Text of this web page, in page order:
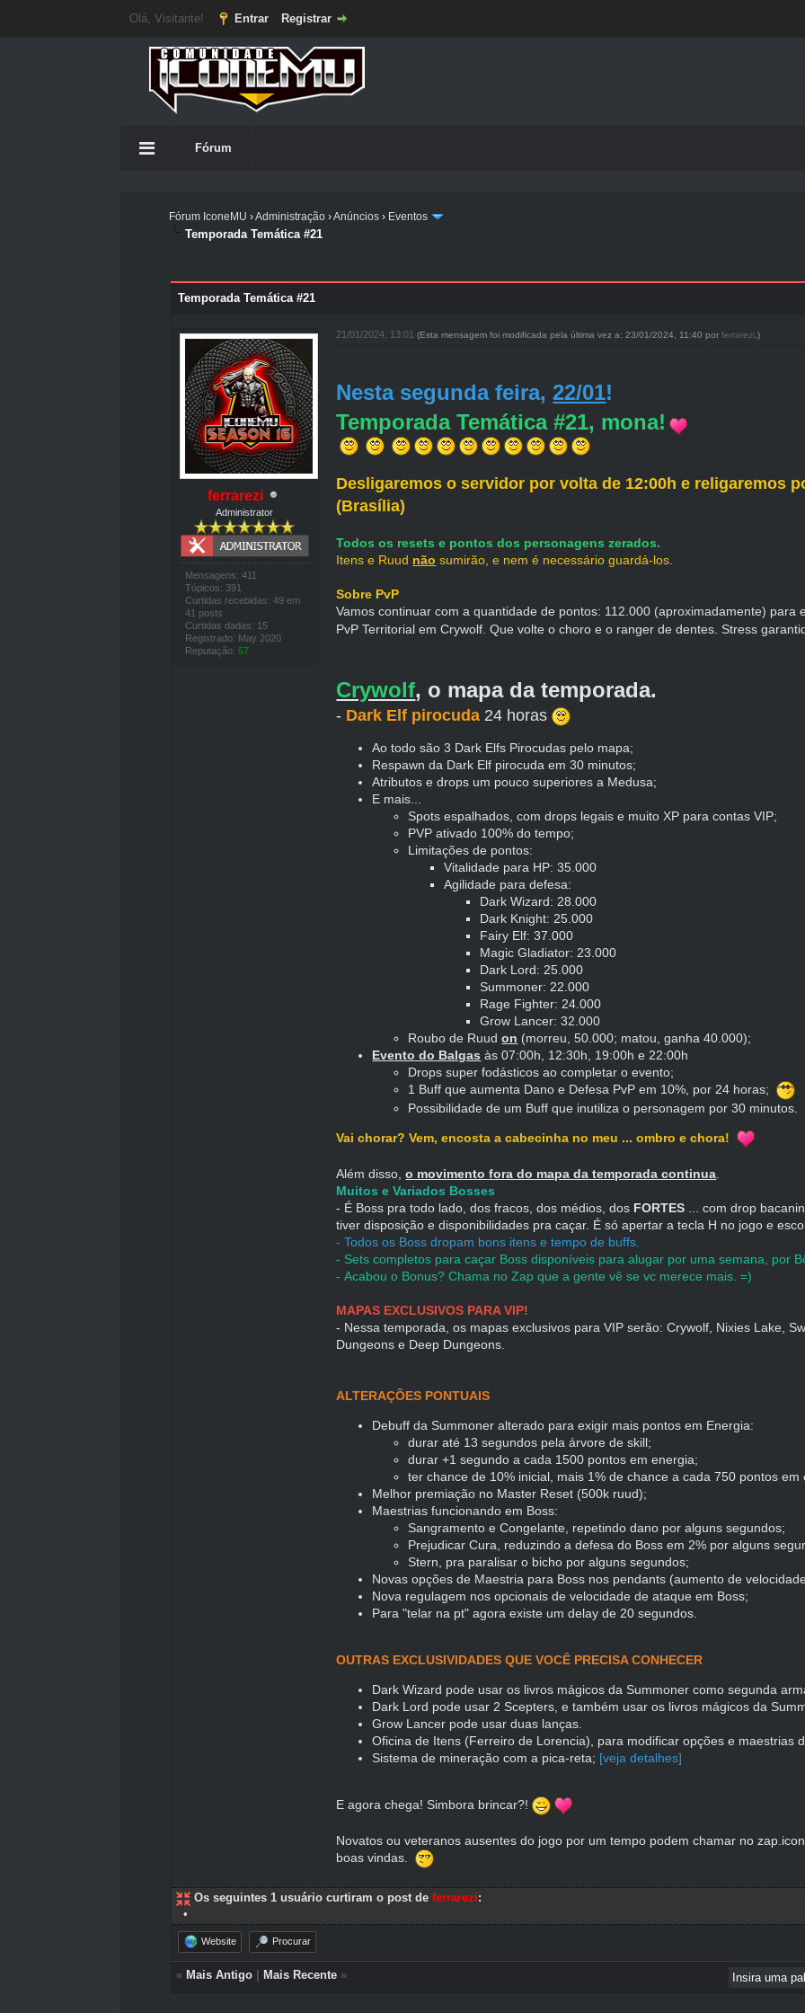
Olá, Visitante! Entrar Registrar
Fórum
Fórum IconeMU ›Administração ›Anúncios › Eventos
Temporada Temática #21
Temporada Temática #21
ferrarezi
Administrator
Mensagens: 411
Tópicos: 391
Curtidas recebidas: 49 em
41 posts
Curtidas dadas: 15
Registrado: May 2020
Reputação:57
21/01/2024, 13:01(Esta mensagem foi modificada pela última vez a: 23/01/2024, 11:40 porferrarezi .)
Nesta segunda feira,22/01!
Temporada Temática #21, mona!
Desligaremos o servidor por volta de 12:00h e religaremos
(Brasília)
Todos os resets e pontos dos personagens zerados.
Itens e Ruud não sumirão, e nem é necessário guardá-los.
Sobre PvP
Vamos continuar com a quantidade de pontos: 112.000 (aproximadamente) para
PvP Territorial em Crywolf. Que volte o choro e o ranger de dentes. Stress
Crywolf, o mapa da temporada.
- Dark Elf pirocuda 24 horas
Ao todo são 3 Dark Elfs Pirocudas pelo mapa;
Respawn da Dark Elf pirocuda em 30 minutos;
Atributos e drops um pouco superiores a Medusa;
E mais...
Spots espalhados, com drops legais e muito XP para contas VIP;
PVP ativado 100% do tempo;
Limitações de pontos:
Vitalidade para HP: 35.000
Agilidade para defesa:
Dark Wizard: 28.000
Dark Knight: 25.000
Fairy Elf: 37.000
Magic Gladiator: 23.000
Dark Lord: 25.000
Summoner: 22.000
Rage Fighter: 24.000
Grow Lancer: 32.000
Roubo de Ruudon (morreu, 50.000; matou, ganha 40.000);
Evento do Balgas às 07:00h, 12:30h, 19:00h e 22:00h
Drops super fodásticos ao completar o evento;
1 Buff que aumenta Dano e Defesa PvP em 10%, por 24 horas;
Possibilidade de um Buff que inutiliza o personagem por 30 minutos.
Vai chorar? Vem, encosta a cabecinha no meu ... ombro e chora!
Além disso,o movimento fora do mapa da temporada continua
Muitos e Variados Bosses
- É Boss pra todo lado, dos fracos, dos médios, dos FORTES
... com drop
tiver disposição e disponibilidades pra caçar. É só apertar a tecla H no jogo e
- Todos os Boss dropam bons itens e tempo de buffs.
- Sets completos para caçar Boss disponíveis para alugar por uma semana, por
- Acabou o Bonus? Chama no Zap que a gente vê se vc merece mais. =)
MAPAS EXCLUSIVOS PARA VIP!
- Nessa temporada, os mapas exclusivos para VIP serão: Crywolf, Nixies Lake,
Dungeons e Deep Dungeons.
ALTERAÇÕES PONTUAIS
Debuff da Summoner alterado para exigir mais pontos em Energia:
durar até 13 segundos pela árvore de skill;
durar +1 segundo a cada 1500 pontos em energia;
ter chance de 10% inicial, mais 1% de chance a cada 750 pontos em
Melhor premiação no Master Reset (500k ruud);
Maestrias funcionando em Boss:
Sangramento e Congelante, repetindo dano por alguns segundos;
Prejudicar Cura, reduzindo a defesa do Boss em 2% por alguns
Stern, pra paralisar o bicho por alguns segundos;
Novas opções de Maestria para Boss nos pendants (aumento de
Nova regulagem nos opcionais de velocidade de ataque em Boss;
Para "telar na pt" agora existe um delay de 20 segundos.
OUTRAS EXCLUSIVIDADES QUE VOCÊ PRECISA CONHECER
Dark Wizard pode usar os livros mágicos da Summoner como segunda
Dark Lord pode usar 2 Scepters, e também usar os livros mágicos da
Grow Lancer pode usar duas lanças.
Oficina de Itens (Ferreiro de Lorencia), para modificar opções e maestrias
Sistema de mineração com a pica-reta; [veja detalhes]
E agora chega! Simbora brincar?!
Novatos ou veteranos ausentes do jogo por um tempo podem chamar no
boas vindas.
Os seguintes 1 usuário curtiram o post de ferrarezi:
•
Website Procurar
« Mais Antigo| Mais Recente»